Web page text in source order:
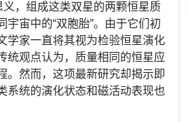
义，组成这类双星的两颗恒星质
宇宙中的“双胞胎”。由于它们初
学家一直将其视为检验恒星演化
统观点认为，质量相同的恒星应
。然而，这项最新研究却揭示即
系统的演化状态和磁活动表现也